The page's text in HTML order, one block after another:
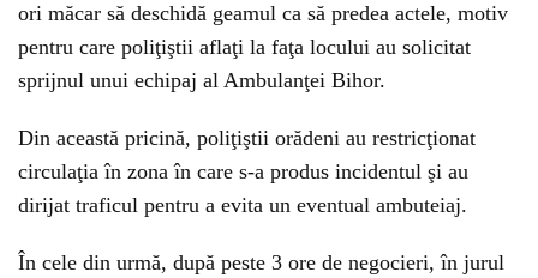
ori măcar să deschidă geamul ca să predea actele, motiv
pentru care poliţiştii aflaţi la faţa locului au solicitat
sprijnul unui echipaj al Ambulanţei Bihor.
Din această pricină, poliţiştii orădeni au restricţionat
circulaţia în zona în care s-a produs incidentul şi au
dirijat traficul pentru a evita un eventual ambuteiaj.
În cele din urmă, după peste 3 ore de negocieri, în jurul